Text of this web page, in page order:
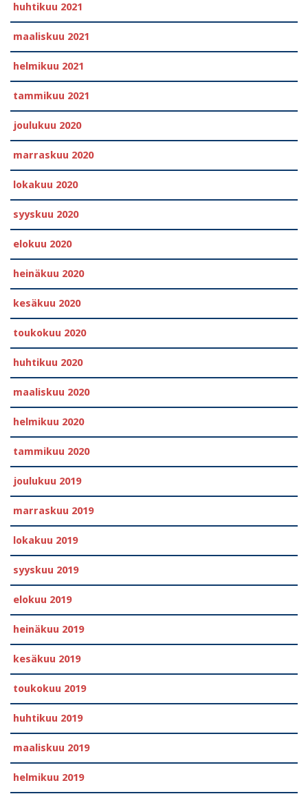
huhtikuu 2021
maaliskuu 2021
helmikuu 2021
tammikuu 2021
joulukuu 2020
marraskuu 2020
lokakuu 2020
syyskuu 2020
elokuu 2020
heinäkuu 2020
kesäkuu 2020
toukokuu 2020
huhtikuu 2020
maaliskuu 2020
helmikuu 2020
tammikuu 2020
joulukuu 2019
marraskuu 2019
lokakuu 2019
syyskuu 2019
elokuu 2019
heinäkuu 2019
kesäkuu 2019
toukokuu 2019
huhtikuu 2019
maaliskuu 2019
helmikuu 2019